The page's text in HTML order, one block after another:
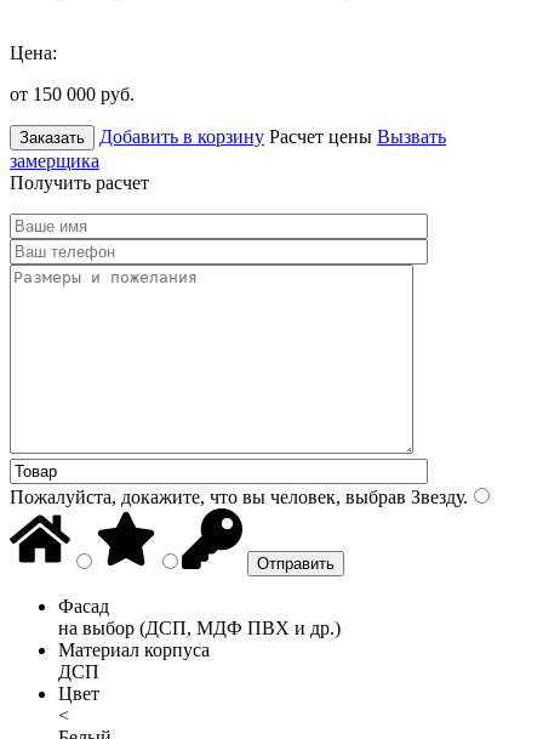
Цена:
от 150 000 руб.
Заказать Добавить в корзину Расчет цены Вызвать
замерщика
Получить расчет
Пожалуйста, докажите, что вы человек, выбрав Звезду.
Фасад
на выбор (ДСП, МДФ ПВХ и др.)
Материал корпуса
ДСП
Цвет
<